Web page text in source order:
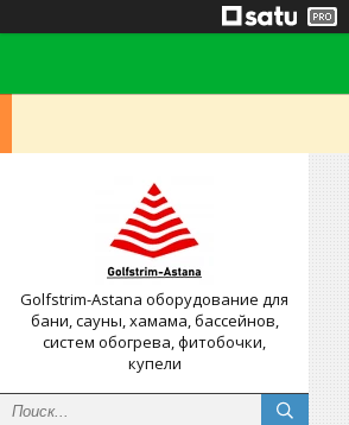
Golfstrim-Astana оборудование для
бани, сауны, хамама, бассейнов,
систем обогрева, фитобочки,
купели